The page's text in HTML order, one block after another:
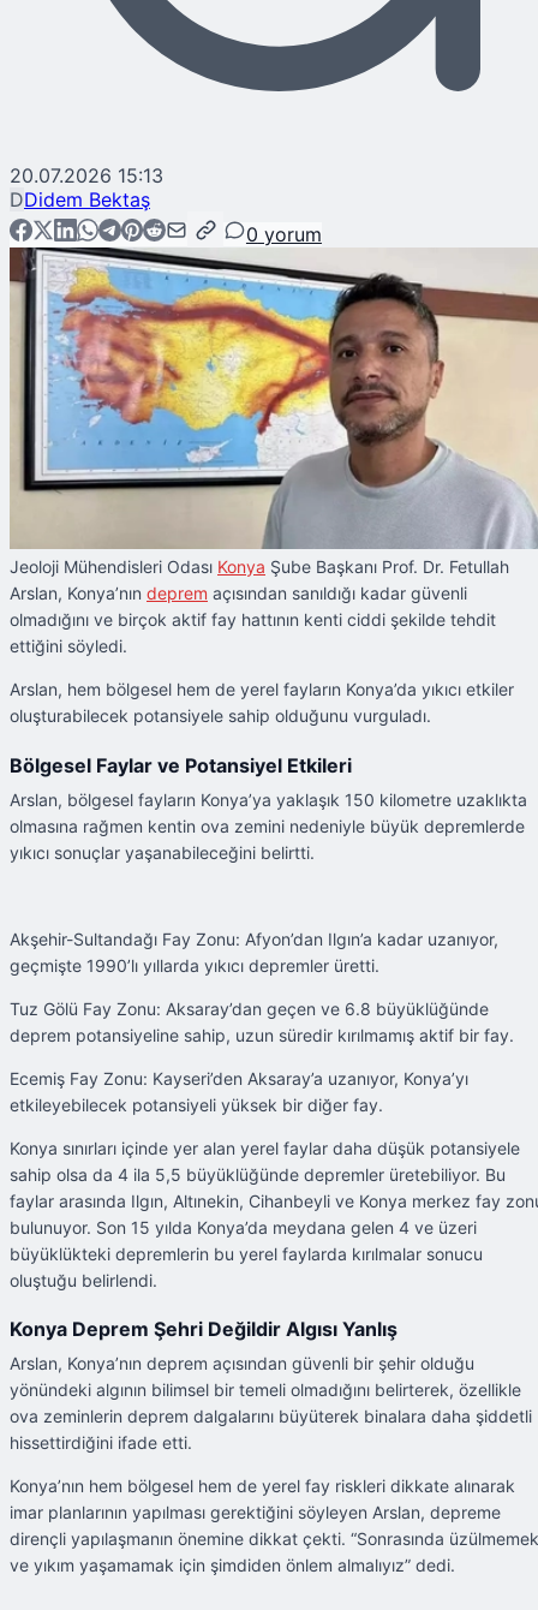
20.07.2026 15:13
DDidem Bektaş
0 yorum
Jeoloji Mühendisleri Odası Konya Şube Başkanı Prof. Dr. Fetullah
Arslan, Konya’nın deprem açısından sanıldığı kadar güvenli
olmadığını ve birçok aktif fay hattının kenti ciddi şekilde tehdit
ettiğini söyledi.
Arslan, hem bölgesel hem de yerel fayların Konya’da yıkıcı etkiler
oluşturabilecek potansiyele sahip olduğunu vurguladı.
Bölgesel Faylar ve Potansiyel Etkileri
Arslan, bölgesel fayların Konya’ya yaklaşık 150 kilometre uzaklıkta
olmasına rağmen kentin ova zemini nedeniyle büyük depremlerde
yıkıcı sonuçlar yaşanabileceğini belirtti.
Akşehir-Sultandağı Fay Zonu: Afyon’dan Ilgın’a kadar uzanıyor,
geçmişte 1990’lı yıllarda yıkıcı depremler üretti.
Tuz Gölü Fay Zonu: Aksaray’dan geçen ve 6.8 büyüklüğünde
deprem potansiyeline sahip, uzun süredir kırılmamış aktif bir fay.
Ecemiş Fay Zonu: Kayseri’den Aksaray’a uzanıyor, Konya’yı
etkileyebilecek potansiyeli yüksek bir diğer fay.
Konya sınırları içinde yer alan yerel faylar daha düşük potansiyele
sahip olsa da 4 ila 5,5 büyüklüğünde depremler üretebiliyor. Bu
faylar arasında Ilgın, Altınekin, Cihanbeyli ve Konya merkez fay
bulunuyor. Son 15 yılda Konya’da meydana gelen 4 ve üzeri
büyüklükteki depremlerin bu yerel faylarda kırılmalar sonucu
oluştuğu belirlendi.
Konya Deprem Şehri Değildir Algısı Yanlış
Arslan, Konya’nın deprem açısından güvenli bir şehir olduğu
yönündeki algının bilimsel bir temeli olmadığını belirterek, özellikle
ova zeminlerin deprem dalgalarını büyüterek binalara daha şiddetli
hissettirdiğini ifade etti.
Konya’nın hem bölgesel hem de yerel fay riskleri dikkate alınarak
imar planlarının yapılması gerektiğini söyleyen Arslan, depreme
dirençli yapılaşmanın önemine dikkat çekti. “Sonrasında üzülmemek
ve yıkım yaşamamak için şimdiden önlem almalıyız” dedi.